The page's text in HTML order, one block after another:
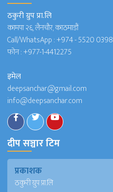
ठकुरी ग्रुप प्रा.लि
कामपा २६, लैनचौर, काठमाडौं
Call/WhatsApp :+974 - 5520 0398
फोन :+977-1-4412275
इमेल
deepsanchar@gmail.com
info@deepsanchar.com
दीप सञ्चार टिम
प्रकाशक
ठकुरी ग्रुप प्रा.लि